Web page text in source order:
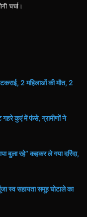
चर्चा।
2 महिलाओं की मौत, 2
गहरे कुएं में फंसे, ग्रामीणों ने
बुला रहे” कहकर ले गया दरिंदा,
स्व सहायता समूह घोटाले का